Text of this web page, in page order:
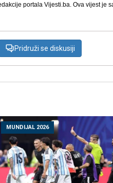
portala Vijesti.ba. Ova vijest je
Pridruži se diskusiji
MUNDIJAL 2026